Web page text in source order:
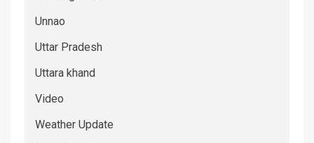
Unnao
Uttar Pradesh
Uttara khand
Video
Weather Update